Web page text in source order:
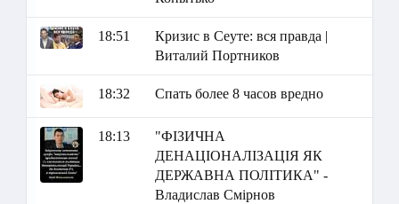
18:51
Кризис в Сеуте: вся правда |
Виталий Портников
18:32 Спать более 8 часов вредно
18:13
"ФІЗИЧНА
ДЕНАЦІОНАЛІЗАЦІЯ ЯК
ДЕРЖАВНА ПОЛІТИКА" -
Владислав Смірнов